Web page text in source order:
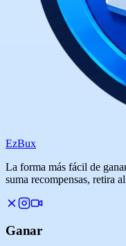
EzBux
La forma más fácil de
suma recompensas, retira
Ganar